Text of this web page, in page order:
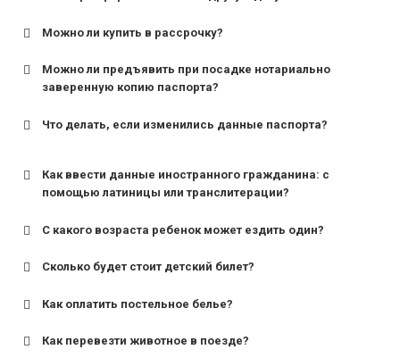
Можно ли купить в рассрочку?
Можно ли предъявить при посадке нотариально
заверенную копию паспорта?
Что делать, если изменились данные паспорта?
Как ввести данные иностранного гражданина: с
помощью латиницы или транслитерации?
С какого возраста ребенок может ездить один?
для поездов дальнего следования — от 10 лет и
для пригородных поездов — от 7 лет.
Сколько будет стоит детский билет?
Как оплатить постельное белье?
Как перевезти животное в поезде?